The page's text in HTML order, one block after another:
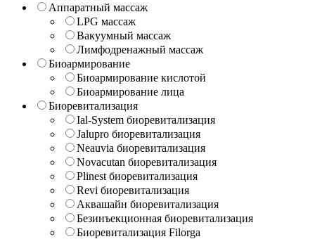
Аппаратный массаж
LPG массаж
Вакуумный массаж
Лимфодренажный массаж
Биоармирование
Биоармирование кислотой
Биоармирование лица
Биоревитализация
Ial-System биоревитализация
Jalupro биоревитализация
Neauvia биоревитализация
Novacutan биоревитализация
Plinest биоревитализация
Revi биоревитализация
Аквашайн биоревитализация
Безинъекционная биоревитализация
Биоревитализация Filorga